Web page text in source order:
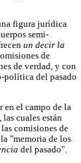
figura jurídica
semi-
un decir la
de
de verdad, y con
política del pasado
en el campo de la
cuales están
comisiones de
"memoria de los
del pasado".